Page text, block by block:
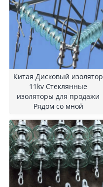
Китая Дисковый изолятор
11kv Стеклянные
изоляторы для продажи
Рядом со мной